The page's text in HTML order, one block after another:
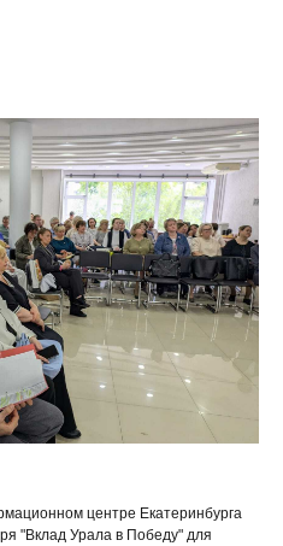
центре Екатеринбурга
"Вклад Урала в Победу" для